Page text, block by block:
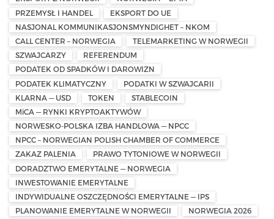
PRZEMYSŁ I HANDEL
EKSPORT DO UE
NASJONAL KOMMUNIKASJONSMYNDIGHET – NKOM
CALL CENTER – NORWEGIA
TELEMARKETING W NORWEGII
SZWAJCARZY
REFERENDUM
PODATEK OD SPADKÓW I DAROWIZN
PODATEK KLIMATYCZNY
PODATKI W SZWAJCARII
KLARNA — USD
TOKEN
STABLECOIN
MiCA — RYNKI KRYPTOAKTYWÓW
NORWESKO-POLSKA IZBA HANDLOWA — NPCC
NPCC – NORWEGIAN POLISH CHAMBER OF COMMERCE
ZAKAZ PALENIA
PRAWO TYTONIOWE W NORWEGII
DORADZTWO EMERYTALNE — NORWEGIA
INWESTOWANIE EMERYTALNE
INDYWIDUALNE OSZCZĘDNOŚCI EMERYTALNE — IPS
PLANOWANIE EMERYTALNE W NORWEGII
NORWEGIA 2026